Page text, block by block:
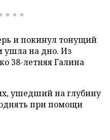
и покинул тонущий
ушла на дно. Из
38-летняя Галина
ушедший на глубину
при помощи